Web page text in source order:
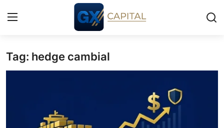
Entrar Registrar
Tag: hedge cambial